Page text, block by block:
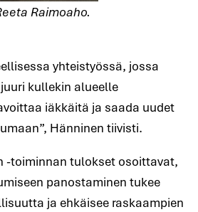
Raimoaho.
yhteistyössä, jossa
kullekin alueelle
iäkkäitä ja saada uudet
Hänninen tiivisti.
-toiminnan tulokset osoittavat,
panostaminen tukee
ja ehkäisee raskaampien